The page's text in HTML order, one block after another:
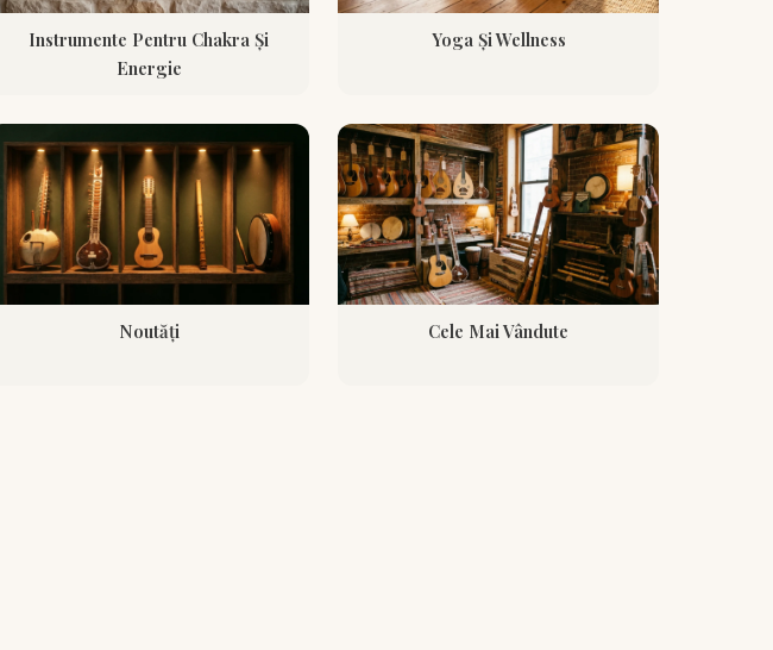
Instrumente Pentru Chakra Și
Energie
Yoga Și Wellness
Noutăți Cele Mai Vândute